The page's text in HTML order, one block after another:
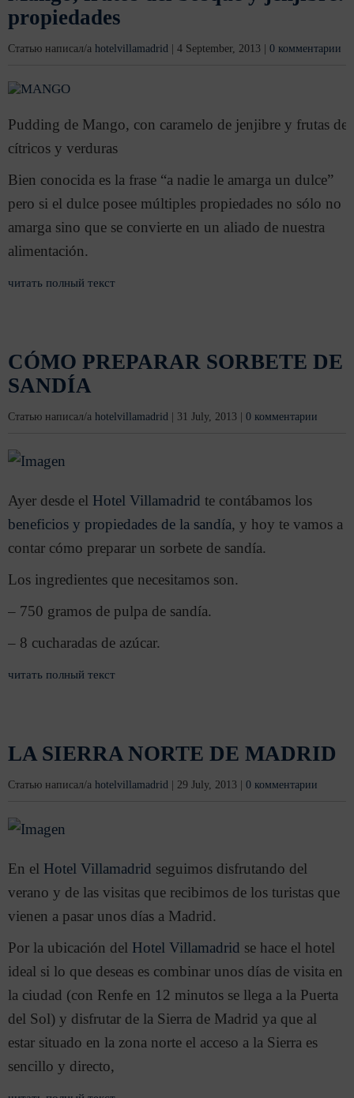
propiedades
Статью написал/а hotelvillamadrid 4 September, 2013 0 комментарии
Pudding de Mango, con caramelo de jenjibre y frutas
cítricos y verduras
Bien conocida es la frase “a nadie le amarga un dulce”
pero si el dulce posee múltiples propiedades no sólo no
amarga sino que se convierte en un aliado de nuestra
alimentación.
читать полный текст
CÓMO PREPARAR SORBETE DE
SANDÍA
Статью написал/а hotelvillamadrid 31 July, 2013 0 комментарии
Ayer desde el Hotel Villamadrid te contábamos los
beneficios y propiedades de la sandía, y hoy te vamos a
contar cómo preparar un sorbete de sandía.
Los ingredientes que necesitamos son.
– 750 gramos de pulpa de sandía.
– 8 cucharadas de azúcar.
читать полный текст
LA SIERRA NORTE DE MADRID
Статью написал/а hotelvillamadrid 29 July, 2013 0 комментарии
En el Hotel Villamadrid seguimos disfrutando del
verano y de las visitas que recibimos de los turistas que
vienen a pasar unos días a Madrid.
Por la ubicación del Hotel Villamadrid se hace el hotel
ideal si lo que deseas es combinar unos días de visita en
la ciudad (con Renfe en 12 minutos se llega a la Puerta
del Sol) y disfrutar de la Sierra de Madrid ya que al
estar situado en la zona norte el acceso a la Sierra es
sencillo y directo,